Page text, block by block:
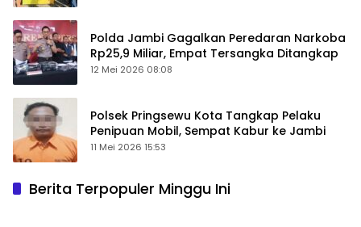
Polda Jambi Gagalkan Peredaran Narkoba
Rp25,9 Miliar, Empat Tersangka Ditangkap
12 Mei 2026 08:08
Polsek Pringsewu Kota Tangkap Pelaku
Penipuan Mobil, Sempat Kabur ke Jambi
11 Mei 2026 15:53
Berita Terpopuler Minggu Ini